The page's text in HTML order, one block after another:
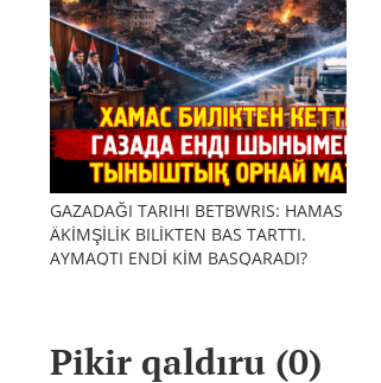
GAZADAĞI TARIHI BETBWRIS: HAMAS
ÄKİMŞİLİK BILİKTEN BAS TARTTI.
AYMAQTI ENDİ KİM BASQARADI?
Pikir qaldıru (0)